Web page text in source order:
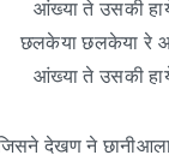
आंख्या ते उसकी
छलकेया छलकेया रे
आंख्या ते उसकी
देखण ने